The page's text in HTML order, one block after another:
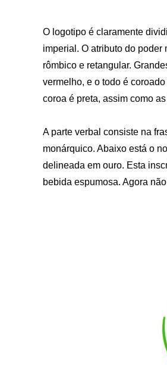
O logotipo é claramente
imperial. O atributo do
rômbico e retangular.
vermelho, e o todo é
coroa é preta, assim como
A parte verbal consiste na
monárquico. Abaixo está o
delineada em ouro. Esta
bebida espumosa. Agora